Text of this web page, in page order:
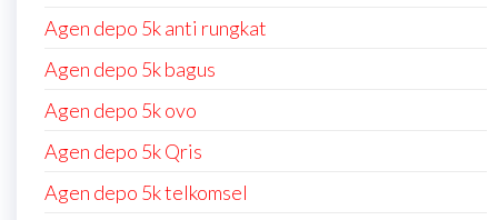
Agen depo 5k anti rungkat
Agen depo 5k bagus
Agen depo 5k ovo
Agen depo 5k Qris
Agen depo 5k telkomsel